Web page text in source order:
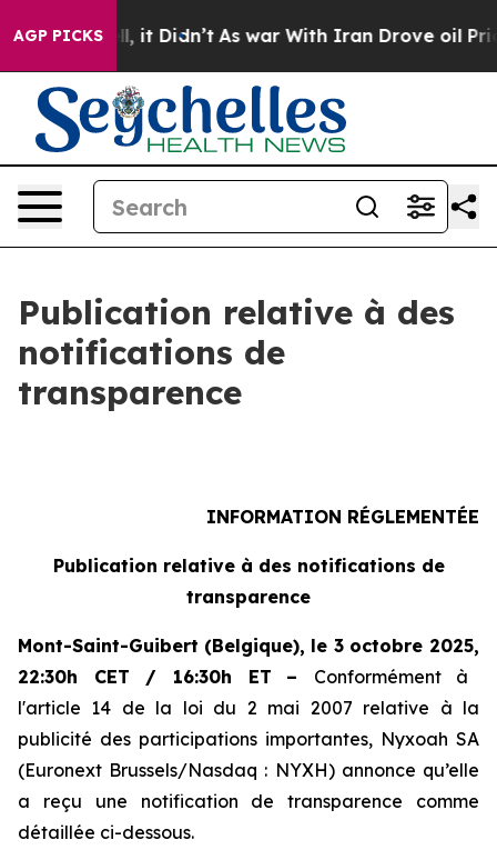
AGP PICKSWell, it Didn’t As war With Iran Drove oil
Publication relative à des
notifications de
transparence
INFORMATION RÉGLEMENTÉE
Publication relative à des notifications de
transparence
Mont-Saint-Guibert (Belgique), le 3 octobre 2025,
22:30h CET / 16:30h ET
– Conformément à
l'article 14 de la loi du 2 mai 2007 relative à la
publicité des participations importantes, Nyxoah SA
(Euronext Brussels/Nasdaq : NYXH) annonce qu’elle
a reçu une notification de transparence comme
détaillée ci-dessous.